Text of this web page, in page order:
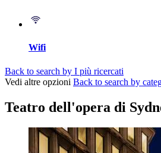
Wifi
Back to search by I più ricercati
Vedi altre opzioni Back to search by
Teatro dell'opera di